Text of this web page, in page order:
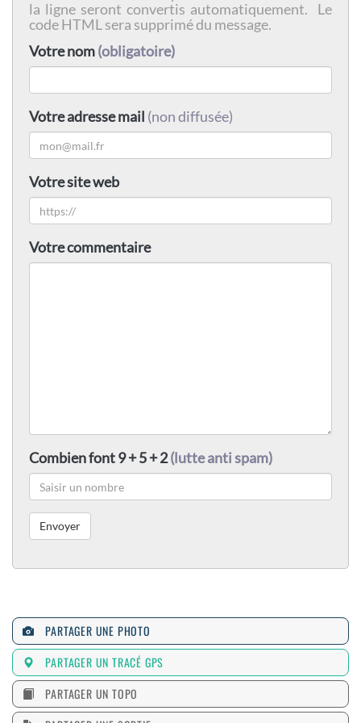
la ligne seront convertis automatiquement. Le
code HTML sera supprimé du message.
Votre nom(obligatoire)
Votre adresse mail (non diffusée)
Votre site web
Votre commentaire
Combien font 9 + 5 + 2(lutte anti spam)
PARTAGER UNE PHOTO
PARTAGER UN TRACÉ GPS
PARTAGER UN TOPO